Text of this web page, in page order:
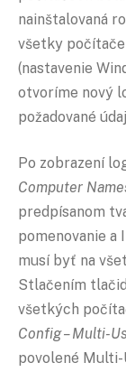
nainštalovaná
všetky
(nastavenie
otvoríme nový
požadované
Po zobrazení
Computer
predpísanom
pomenovanie a
musí byť na
Stlačením
všetkých
Config – Multi-
povolené Multi-